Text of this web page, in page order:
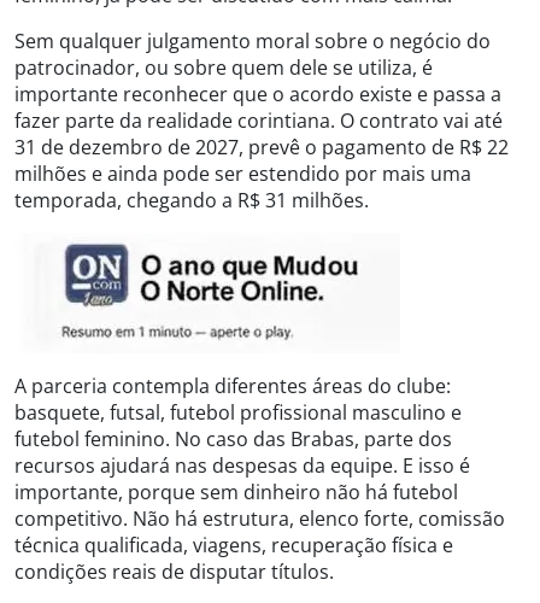
Sem qualquer julgamento moral sobre o negócio do
patrocinador, ou sobre quem dele se utiliza, é
importante reconhecer que o acordo existe e passa a
fazer parte da realidade corintiana. O contrato vai até
31 de dezembro de 2027, prevê o pagamento de R$ 22
milhões e ainda pode ser estendido por mais uma
temporada, chegando a R$ 31 milhões.
A parceria contempla diferentes áreas do clube:
basquete, futsal, futebol profissional masculino e
futebol feminino. No caso das Brabas, parte dos
recursos ajudará nas despesas da equipe. E isso é
importante, porque sem dinheiro não há futebol
competitivo. Não há estrutura, elenco forte, comissão
técnica qualificada, viagens, recuperação física e
condições reais de disputar títulos.